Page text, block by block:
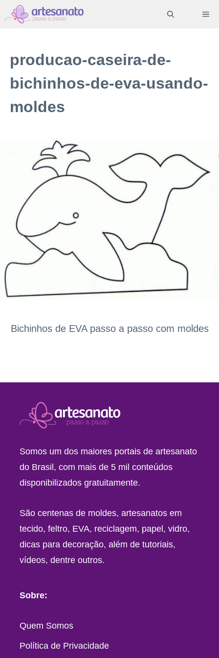
Pular
para
conteúdo
producao-caseira-de-
bichinhos-de-eva-usando-
moldes
Bichinhos de EVA passo a passo com moldes
Somos um dos maiores portais de artesanato
do Brasil, com mais de 5 mil conteúdos
disponibilizados gratuitamente.
São centenas de moldes, artesanatos em
tecido, feltro, EVA, reciclagem, papel, vidro,
dicas para decoração, além de tutoriais,
vídeos, dentre outros.
Sobre:
Quem Somos
Política de Privacidade